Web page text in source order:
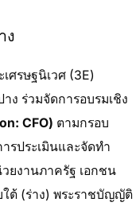
ง
ศรษฐนิเวศ (3E)
ง ร่วมจัดการอบรมเชิง
CFO) ตามกรอบ
รประเมินและจัดทำ
ยงานภาครัฐ เอกชน
ใต้ (ร่าง) พระราชบัญญัติ